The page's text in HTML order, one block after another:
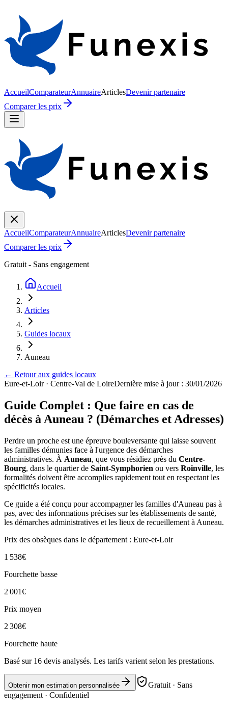
AccueilComparateurAnnuaireArticlesDevenir partenaire
Comparer les prix
AccueilComparateurAnnuaireArticlesDevenir partenaire
Comparer les prix
Gratuit - Sans engagement
Accueil
Articles
Guides locaux
Auneau
← Retour aux guides locaux
Eure-et-Loir· Centre-Val de LoireDernière mise à jour : 30/01/2026
Guide Complet : Que faire en cas de
décès à Auneau ? (Démarches et Adresses)
Perdre un proche est une épreuve bouleversante qui laisse souvent
les familles démunies face à l'urgence des démarches
administratives. À Auneau, que vous résidiez près du Centre-
Bourg, dans le quartier de Saint-Symphorien ou vers Roinville, les
formalités doivent être accomplies rapidement tout en respectant les
spécificités locales.
Ce guide a été conçu pour accompagner les familles d'Auneau pas à
pas, avec des informations précises sur les établissements de santé,
les démarches administratives et les lieux de recueillement à Auneau.
Prix des obsèques dans le département : Eure-et-Loir
1 538€
Fourchette basse
2 001€
Prix moyen
2 308€
Fourchette haute
Basé sur 16 devis analysés. Les tarifs varient selon les prestations.
Obtenir mon estimation personnalisée
Gratuit · Sans
engagement · Confidentiel